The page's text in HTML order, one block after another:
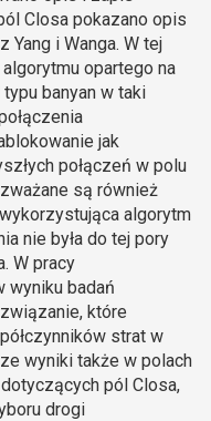
Closa pokazano opis
Yang i Wanga. W tej
opartego na
banyan w taki
jak
połączeń w polu
są również
algorytm
nie była do tej pory
W pracy
wyniku badań
które
strat w
wyniki także w polach
pól Closa,
drogi